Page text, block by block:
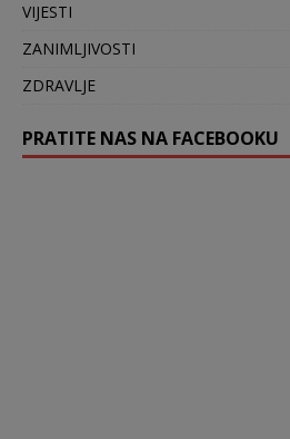
VIJESTI
ZANIMLJIVOSTI
ZDRAVLJE
PRATITE NAS NA FACEBOOKU